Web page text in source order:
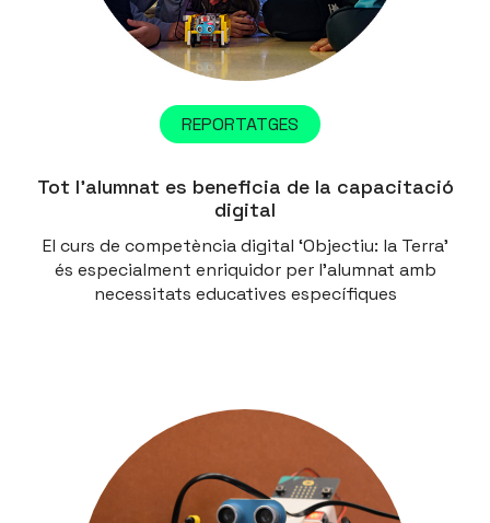
REPORTATGES
Tot l’alumnat es beneficia de la capacitació
digital
El curs de competència digital ‘Objectiu: la Terra’
és especialment enriquidor per l’alumnat amb
necessitats educatives específiques